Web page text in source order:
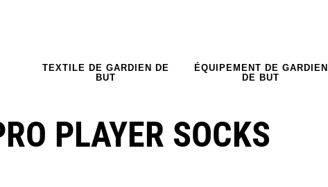
TEXTILE DE GARDIEN DE
BUT
ÉQUIPEMENT DE GARDIEN
DE BUT
PLAYER SOCKS